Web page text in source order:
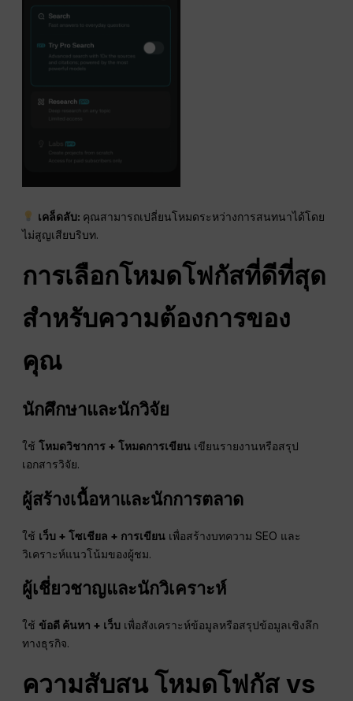
เคล็ดลับ: คุณสามารถเปลี่ยนโหมดระหว่างการสนทนาได้โดย
ไม่สูญเสียบริบท.
การเลือกโหมดโฟกัสที่ดีที่สุด
สำหรับความต้องการของ
คุณ
นักศึกษาและนักวิจัย
ใช้โหมดวิชาการ + โหมดการเขียน เขียนรายงานหรือสรุป
เอกสารวิจัย.
ผู้สร้างเนื้อหาและนักการตลาด
ใช้ เว็บ + โซเชียล + การเขียน เพื่อสร้างบทความ SEO และ
วิเคราะห์แนวโน้มของผู้ชม.
ผู้เชี่ยวชาญและนักวิเคราะห์
ใช้ ข้อดี ค้นหา + เว็บ เพื่อสังเคราะห์ข้อมูลหรือสรุปข้อมูลเชิงลึก
ทางธุรกิจ.
ความสับสนโหมดโฟกัส vs